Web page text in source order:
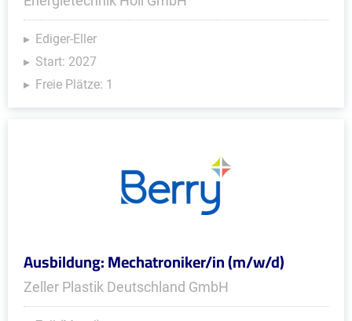
Ediger-Eller
Start: 2027
Freie Plätze: 1
Ausbildung: Mechatroniker/in (m/w/d)
Zeller Plastik Deutschland GmbH